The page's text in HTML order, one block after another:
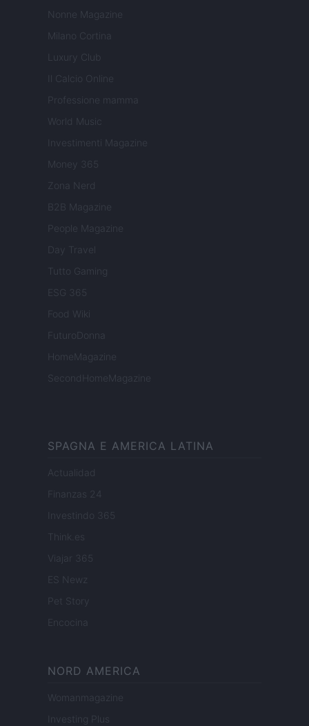
Nonne Magazine
Milano Cortina
Luxury Club
Il Calcio Online
Professione mamma
World Music
Investimenti Magazine
Money 365
Zona Nerd
B2B Magazine
People Magazine
Day Travel
Tutto Gaming
ESG 365
Food Wiki
FuturoDonna
HomeMagazine
SecondHomeMagazine
SPAGNA E AMERICA LATINA
Actualidad
Finanzas 24
Investindo 365
Think.es
Viajar 365
ES Newz
Pet Story
Encocina
NORD AMERICA
Womanmagazine
Investing Plus